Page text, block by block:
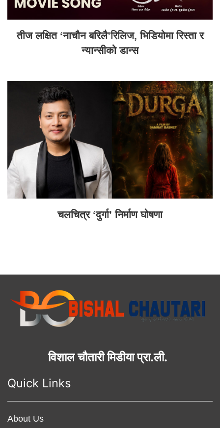
तीज लक्षित ‘नाचौन बरिलै’रिलिज, भिडियोमा रिस्ता र
न्यान्सीको डान्स
चलचित्र ‘दुर्गा’ निर्माण घोषणा
विशाल चौतारी मिडीया प्रा.ली.
Quick Links
About Us